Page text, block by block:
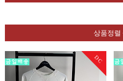
상품정렬
DC